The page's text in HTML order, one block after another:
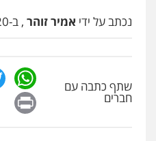
פלילי צבאי
שחר
מעצרים
דין לענייני אסירים
נכתב על ידי אמיר זוהר , ב-20/02/2020 09:56
שתף כתבה עם
חברים